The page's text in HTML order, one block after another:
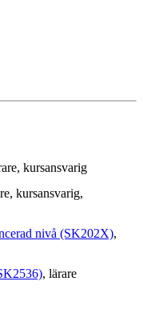
, kursansvarig
, kursansvarig,
nivå (SK202X),
, lärare